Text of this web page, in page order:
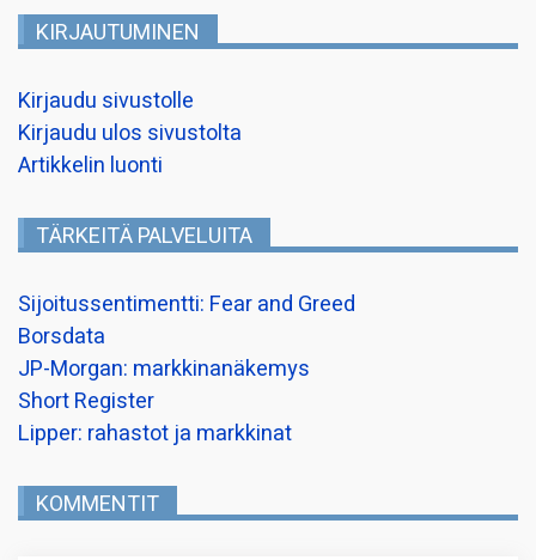
KIRJAUTUMINEN
Kirjaudu sivustolle
Kirjaudu ulos sivustolta
Artikkelin luonti
TÄRKEITÄ PALVELUITA
Sijoitussentimentti: Fear and Greed
Borsdata
JP-Morgan: markkinanäkemys
Short Register
Lipper: rahastot ja markkinat
KOMMENTIT